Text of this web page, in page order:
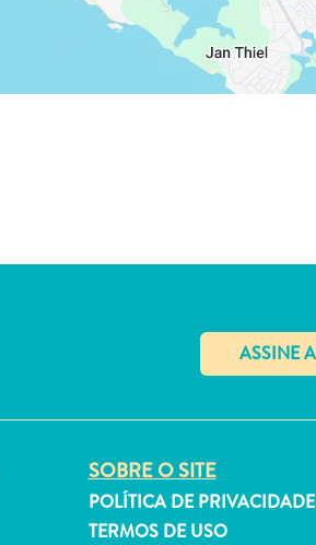
SOBRE O SITE
POLÍTICA DE PRIVACIDADE
TERMOS DE USO